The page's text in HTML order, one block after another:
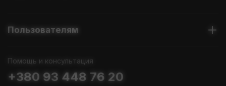
Пользователям
Помощь и консультация
+380 93 448 76 20